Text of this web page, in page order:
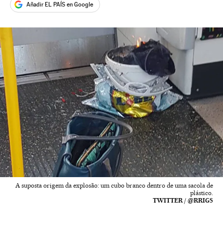
Añadir EL PAÍS en Google
A suposta origem da explosão: um cubo branco dentro de uma sacola de
plástico.
TWITTER / @RRIGS